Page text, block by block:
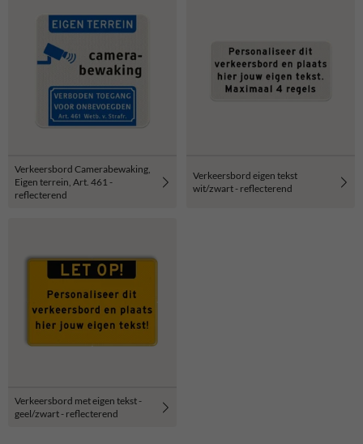
Verkeersbord Camerabewaking,
Eigen terrein, Art. 461 -
reflecterend
Verkeersbord eigen tekst
wit/zwart - reflecterend
Verkeersbord met eigen tekst -
geel/zwart - reflecterend